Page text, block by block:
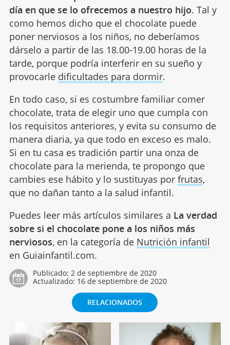
día en que se lo ofrecemos a nuestro hijo. Tal y
como hemos dicho que el chocolate puede
poner nerviosos a los niños, no deberíamos
dárselo a partir de las 18.00-19.00 horas de la
tarde, porque podría interferir en su sueño y
provocarle dificultades para dormir.
En todo caso, si es costumbre familiar comer
chocolate, trata de elegir uno que cumpla con
los requisitos anteriores, y evita su consumo de
manera diaria, ya que todo en exceso es malo.
Si en tu casa es tradición partir una onza de
chocolate para la merienda, te propongo que
cambies ese hábito y lo sustituyas por frutas,
que no dañan tanto a la salud infantil.
Puedes leer más artículos similares a La verdad
sobre si el chocolate pone a los niños más
nerviosos, en la categoría de Nutrición infantil
en Guiainfantil.com.
Publicado: 2 de septiembre de 2020
Actualizado: 16 de septiembre de 2020
RELACIONADOS